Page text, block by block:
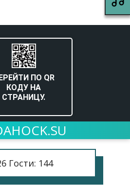
ПО QR
КОДУ НА
СТРАНИЦУ.
Гости: 144